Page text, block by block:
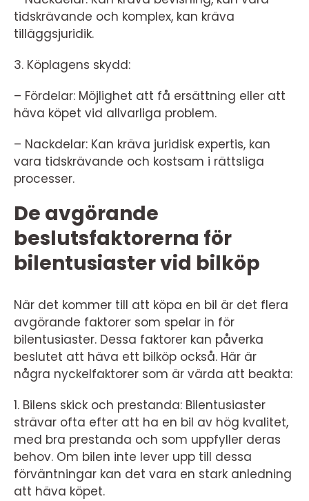
tidskrävande och komplex, kan kräva
tilläggsjuridik.
3. Köplagens skydd:
– Fördelar: Möjlighet att få ersättning eller att
häva köpet vid allvarliga problem.
– Nackdelar: Kan kräva juridisk expertis, kan
vara tidskrävande och kostsam i rättsliga
processer.
De avgörande
beslutsfaktorerna för
bilentusiaster vid bilköp
När det kommer till att köpa en bil är det flera
avgörande faktorer som spelar in för
bilentusiaster. Dessa faktorer kan påverka
beslutet att häva ett bilköp också. Här är
några nyckelfaktorer som är värda att beakta:
1. Bilens skick och prestanda: Bilentusiaster
strävar ofta efter att ha en bil av hög kvalitet,
med bra prestanda och som uppfyller deras
behov. Om bilen inte lever upp till dessa
förväntningar kan det vara en stark anledning
att häva köpet.